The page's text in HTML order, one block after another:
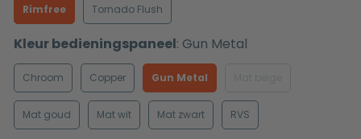
Rimfree Tornado Flush
Kleur bedieningspaneel: Gun Metal
Chroom Copper Gun Metal
Mat goud Mat wit Mat zwart RVS